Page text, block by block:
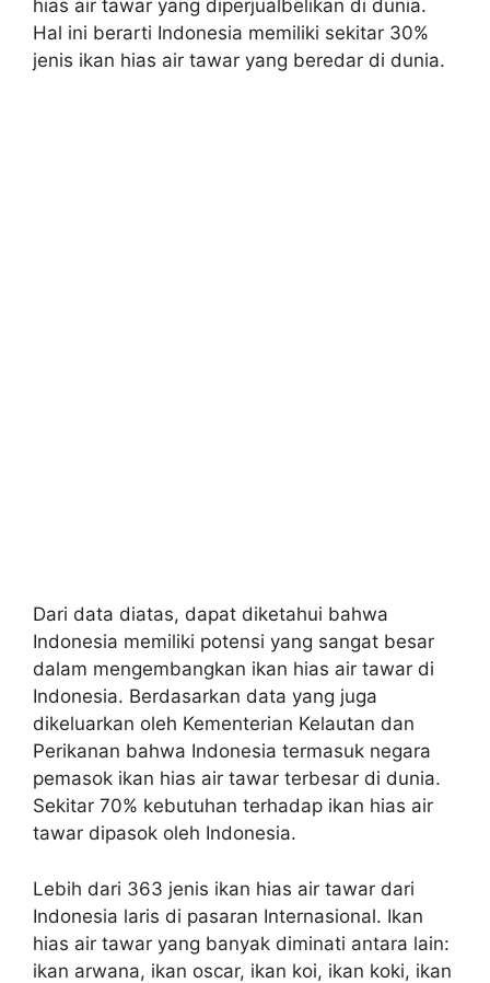
hias air tawar yang diperjualbelikan di dunia.
Hal ini berarti Indonesia memiliki sekitar 30%
jenis ikan hias air tawar yang beredar di dunia.
Dari data diatas, dapat diketahui bahwa
Indonesia memiliki potensi yang sangat besar
dalam mengembangkan ikan hias air tawar di
Indonesia. Berdasarkan data yang juga
dikeluarkan oleh Kementerian Kelautan dan
Perikanan bahwa Indonesia termasuk negara
pemasok ikan hias air tawar terbesar di dunia.
Sekitar 70% kebutuhan terhadap ikan hias air
tawar dipasok oleh Indonesia.
Lebih dari 363 jenis ikan hias air tawar dari
Indonesia laris di pasaran Internasional. Ikan
hias air tawar yang banyak diminati antara lain:
ikan arwana, ikan oscar, ikan koi, ikan koki, ikan